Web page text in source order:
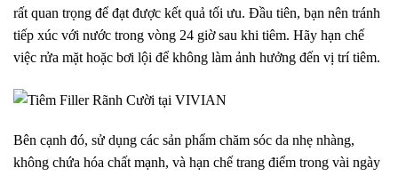
rất quan trọng để đạt được kết quả tối ưu. Đầu tiên, bạn nên tránh
tiếp xúc với nước trong vòng 24 giờ sau khi tiêm. Hãy hạn chế
việc rửa mặt hoặc bơi lội để không làm ảnh hưởng đến vị trí tiêm.
Bên cạnh đó, sử dụng các sản phẩm chăm sóc da nhẹ nhàng,
không chứa hóa chất mạnh, và hạn chế trang điểm trong vài ngày